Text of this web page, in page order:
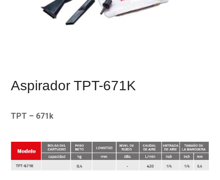
Aspirador TPT-671K
TPT – 671k